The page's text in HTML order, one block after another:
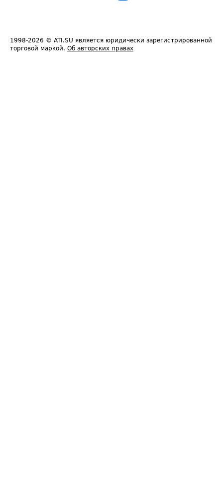
1998-2026 © ATI.SU является юридически зарегистрированной
торговой маркой. Об авторских правах